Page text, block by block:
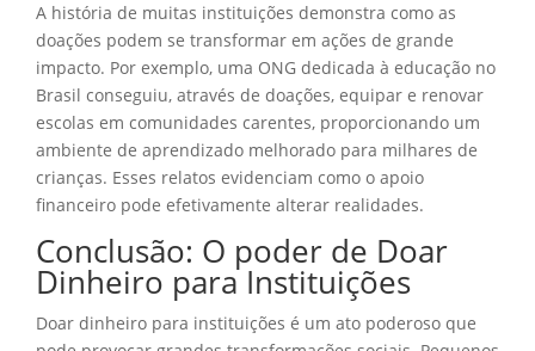
A história de muitas instituições demonstra como as
doações podem se transformar em ações de grande
impacto. Por exemplo, uma ONG dedicada à educação no
Brasil conseguiu, através de doações, equipar e renovar
escolas em comunidades carentes, proporcionando um
ambiente de aprendizado melhorado para milhares de
crianças. Esses relatos evidenciam como o apoio
financeiro pode efetivamente alterar realidades.
Conclusão: O poder de Doar
Dinheiro para Instituições
Doar dinheiro para instituições é um ato poderoso que